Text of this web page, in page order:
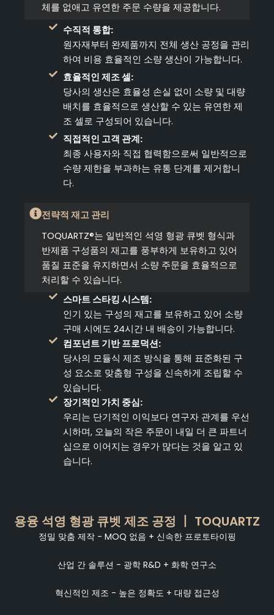
체를 없애고 유연한 주문 수량을 제공합니다.
수직적 통합:
원자재부터 완제품까지 전체 생산 공정을 관리
하여 비용 효율적인 소량 생산이 가능합니다.
효율적인 제조 셀:
당사의 생산은 효율성 손실 없이 소량 및 대량
배치를 효율적으로 생산할 수 있는 유연한 제
조 셀로 구성되어 있습니다.
직접적인 고객 관계:
최종 사용자와 직접 협력함으로써 일반적으로
수량 제한을 부과하는 유통 단계를 제거합니
다.
전략적 재고 관리
TOQUARTZ®는 일반적인 석영 형광 큐벳 형식과
반제품 구성품의 재고를 풍부하게 보유하고 있어
품질 표준을 유지하면서 소량 주문을 효율적으로
처리할 수 있습니다.
스마트 스타킹 시스템:
인기 있는 구성의 재고를 보유하고 있어 소량
구매 시에도 24시간 내 배송이 가능합니다.
컴포넌트 기반 프로덕션:
당사의 모듈식 제조 방식을 통해 표준화된 구
성 요소로 맞춤형 구성을 신속하게 조립할 수
있습니다.
장기적인 가치 중심:
우리는 단기적인 이익보다 연구자 관계를 우선
시하며, 오늘의 작은 주문이 내일 더 큰 파트너
십으로 이어지는 경우가 많다는 것을 알고 있
습니다.
용융 석영 형광 큐벳 제조 공정 丨 TOQUARTZ
정밀 맞춤 제작 - MOQ 없음 + 신속한 프로토타이핑
산업 간 솔루션 - 광학 R&D + 화학 연구소
혁신적인 제조 - 높은 정확도 + 대량 접근성